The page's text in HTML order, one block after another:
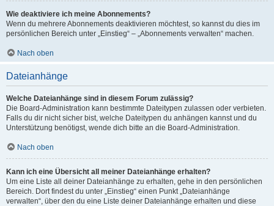
Wie deaktiviere ich meine Abonnements?
Wenn du mehrere Abonnements deaktivieren möchtest, so kannst du dies im
persönlichen Bereich unter „Einstieg“ – „Abonnements verwalten“ machen.
Nach oben
Dateianhänge
Welche Dateianhänge sind in diesem Forum zulässig?
Die Board-Administration kann bestimmte Dateitypen zulassen oder verbieten.
Falls du dir nicht sicher bist, welche Dateitypen du anhängen kannst und du
Unterstützung benötigst, wende dich bitte an die Board-Administration.
Nach oben
Kann ich eine Übersicht all meiner Dateianhänge erhalten?
Um eine Liste all deiner Dateianhänge zu erhalten, gehe in den persönlichen
Bereich. Dort findest du unter „Einstieg“ einen Punkt „Dateianhänge
verwalten“, über den du eine Liste deiner Dateianhänge erhalten und diese